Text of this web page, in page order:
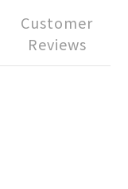
Customer
Reviews